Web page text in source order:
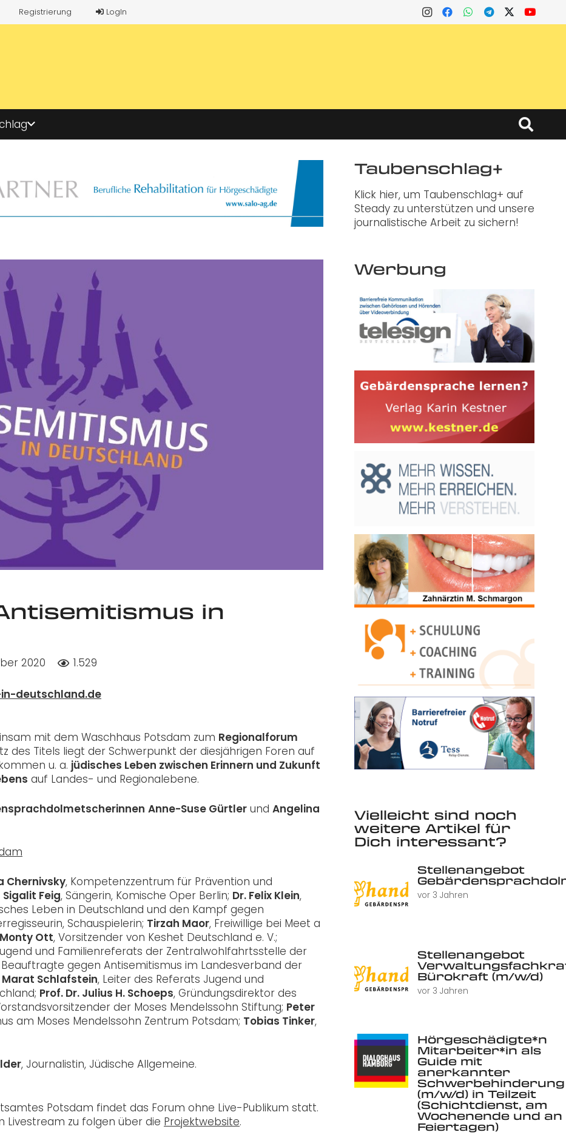
Registrierung LogIn
in
2020 1.529
deutschland.de
mit dem Waschhaus Potsdam zum Regionalforum
des Titels liegt der Schwerpunkt der diesjährigen Foren auf
u. a. jüdisches Leben zwischen Erinnern und Zukunft
auf Landes- und Regionalebene.
Anne-Suse Gürtler und Angelina
Chernivsky, Kompetenzzentrum für Prävention und
Sigalit Feig, Sängerin, Komische Oper Berlin; Dr. Felix Klein,
Leben in Deutschland und den Kampf gegen
Schauspielerin; Tirzah Maor, Freiwillige bei Meet a
Monty Ott, Vorsitzender von Keshet Deutschland e. V.;
und Familienreferats der Zentralwohlfahrtsstelle der
Beauftragte gegen Antisemitismus im Landesverband der
Marat Schlafstein, Leiter des Referats Jugend und
Prof. Dr. Julius H. Schoeps, Gründungsdirektor des
der Moses Mendelssohn Stiftung; Peter
am Moses Mendelssohn Zentrum Potsdam; Tobias Tinker,
, Journalistin, Jüdische Allgemeine.
Potsdam findet das Forum ohne Live-Publikum statt.
Livestream zu folgen über die Projektwebsite.
Taubenschlag+
Klick hier, um Taubenschlag+ auf
Steady zu unterstützen und unsere
journalistische Arbeit zu sichern!
Werbung
Vielleicht sind noch
weitere Artikel für
Dich interessant?
Stellenangebot
vor 3 Jahren
Stellenangebot
Bürokraft (m/w/d)
vor 3 Jahren
Hörgeschädigte*n
Mitarbeiter*in als
Guide mit
anerkannter
Schwerbehinderung
(m/w/d) in Teilzeit
(Schichtdienst, am
Wochenende und an
Feiertagen)